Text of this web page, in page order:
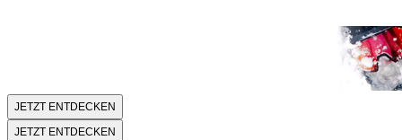
JETZT ENTDECKEN
JETZT ENTDECKEN